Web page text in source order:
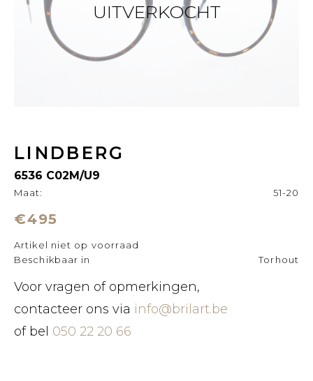
UITVERKOCHT
LINDBERG
6536 C02M/U9
Maat: 51-20
€495
Artikel niet op voorraad
Beschikbaar in
Torhout
Voor vragen of opmerkingen,
contacteer ons via info@brilart.be
of bel 050 22 20 66